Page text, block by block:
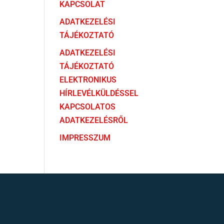
KAPCSOLAT
ADATKEZELÉSI
TÁJÉKOZTATÓ
ADATKEZELÉSI
TÁJÉKOZTATÓ
ELEKTRONIKUS
HÍRLEVÉLKÜLDÉSSEL
KAPCSOLATOS
ADATKEZELÉSRŐL
IMPRESSZUM